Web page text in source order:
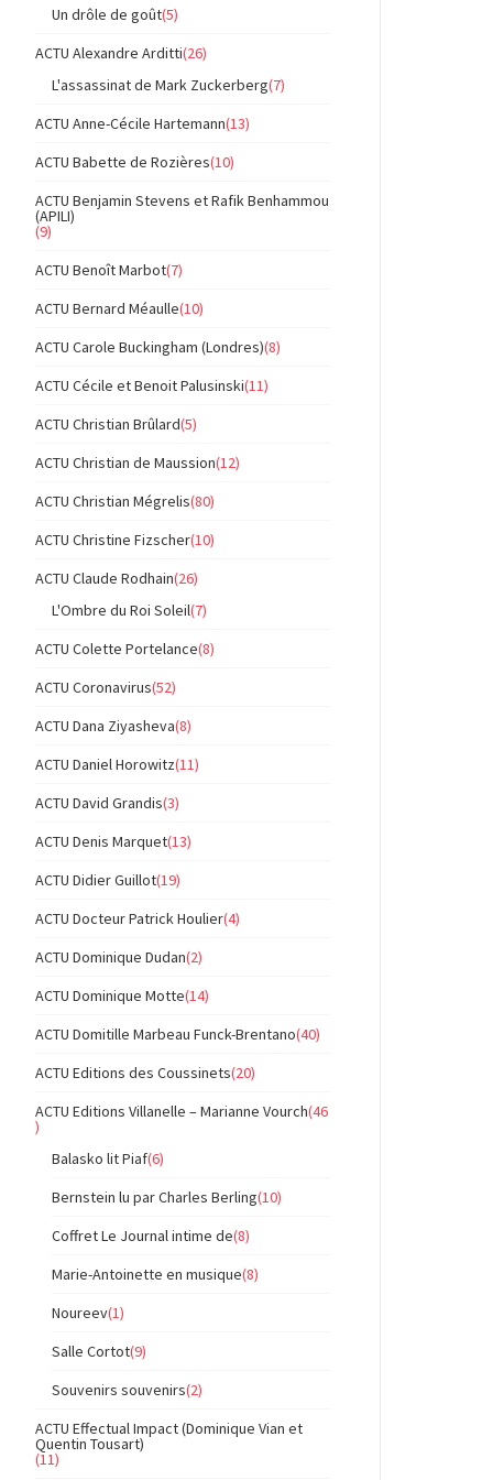
Un drôle de goût(5)
ACTU Alexandre Arditti(26)
L'assassinat de Mark Zuckerberg(7)
ACTU Anne-Cécile Hartemann(13)
ACTU Babette de Rozières(10)
ACTU Benjamin Stevens et Rafik Benhammou
(APILI)
(9)
ACTU Benoît Marbot(7)
ACTU Bernard Méaulle(10)
ACTU Carole Buckingham (Londres)(8)
ACTU Cécile et Benoit Palusinski(11)
ACTU Christian Brûlard(5)
ACTU Christian de Maussion(12)
ACTU Christian Mégrelis(80)
ACTU Christine Fizscher(10)
ACTU Claude Rodhain(26)
L'Ombre du Roi Soleil(7)
ACTU Colette Portelance(8)
ACTU Coronavirus(52)
ACTU Dana Ziyasheva(8)
ACTU Daniel Horowitz(11)
ACTU David Grandis(3)
ACTU Denis Marquet(13)
ACTU Didier Guillot(19)
ACTU Docteur Patrick Houlier(4)
ACTU Dominique Dudan(2)
ACTU Dominique Motte(14)
ACTU Domitille Marbeau Funck-Brentano(40)
ACTU Editions des Coussinets(20)
ACTU Editions Villanelle – Marianne Vourch(46
)
Balasko lit Piaf(6)
Bernstein lu par Charles Berling(10)
Coffret Le Journal intime de(8)
Marie-Antoinette en musique(8)
Noureev(1)
Salle Cortot(9)
Souvenirs souvenirs(2)
ACTU Effectual Impact (Dominique Vian et
Quentin Tousart)
(11)